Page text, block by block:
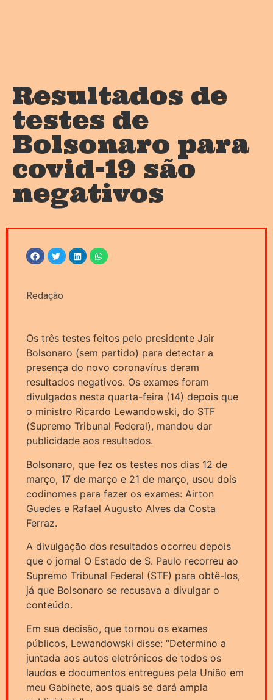
Resultados de
testes de
Bolsonaro para
covid-19 são
negativos
Redação
Os três testes feitos pelo presidente Jair
Bolsonaro (sem partido) para detectar a
presença do novo coronavírus deram
resultados negativos. Os exames foram
divulgados nesta quarta-feira (14) depois que
o ministro Ricardo Lewandowski, do STF
(Supremo Tribunal Federal), mandou dar
publicidade aos resultados.
Bolsonaro, que fez os testes nos dias 12 de
março, 17 de março e 21 de março, usou dois
codinomes para fazer os exames: Airton
Guedes e Rafael Augusto Alves da Costa
Ferraz.
A divulgação dos resultados ocorreu depois
que o jornal O Estado de S. Paulo recorreu ao
Supremo Tribunal Federal (STF) para obtê-los,
já que Bolsonaro se recusava a divulgar o
conteúdo.
Em sua decisão, que tornou os exames
públicos, Lewandowski disse: “Determino a
juntada aos autos eletrônicos de todos os
laudos e documentos entregues pela União em
meu Gabinete, aos quais se dará ampla